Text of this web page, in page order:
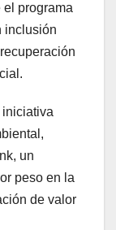
el programa
inclusión
iniciativa
un
peso en la
de valor